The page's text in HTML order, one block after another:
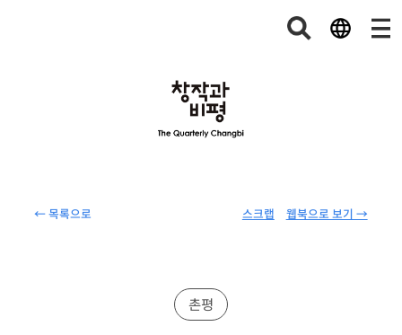
← 목록으로 웹북으로 보기 →
스크랩
촌평